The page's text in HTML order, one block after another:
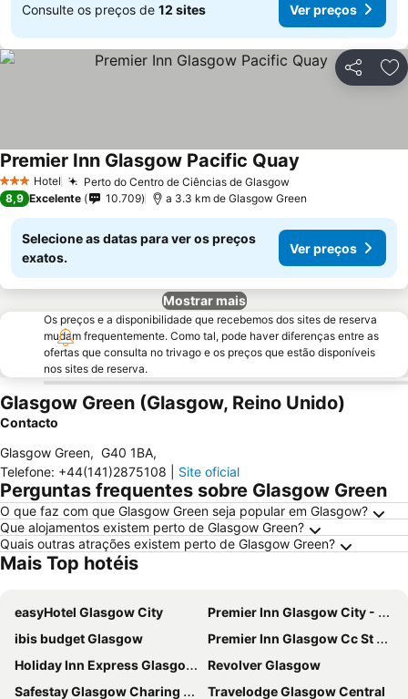
Consulte os preços de 12 sites Ver preços
Partilhar
3 EstrelasHotel Perto do Centro de Ciências de Glasgow
Premier Inn Glasgow Pacific Quay
8,9 Excelente 10.709 a 3.3 km de Glasgow Green
Selecione as datas para ver os preços
exatos.
Ver preços
Mostrar mais
Os preços e a disponibilidade que recebemos dos sites de reserva
mudam frequentemente. Como tal, pode haver diferenças entre as
ofertas que consulta no trivago e os preços que estão disponíveis
nos sites de reserva.
Glasgow Green (Glasgow, Reino Unido)
Contacto
Glasgow Green, G40 1BA,
Telefone: +44(141)2875108 Site oficial
Perguntas frequentes sobre Glasgow Green
O que faz com que Glasgow Green seja popular em Glasgow?
Que alojamentos existem perto de Glasgow Green?
Quais outras atrações existem perto de Glasgow Green?
Mais Top hotéis
easyHotel Glasgow City
Premier Inn Glasgow City - George Square
ibis budget Glasgow
Premier Inn Glasgow Cc St Enoch Square
Holiday Inn Express Glasgow - City Ctr Riverside By Ihg
Revolver Glasgow
Safestay Glasgow Charing Cross
Travelodge Glasgow Central